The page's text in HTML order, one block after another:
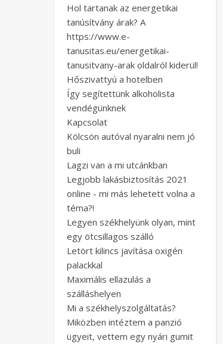
Hol tartanak az energetikai
tanúsítvány árak? A
https://www.e-
tanusitas.eu/energetikai-
tanusitvany-arak oldalról kiderül!
Hőszivattyú a hotelben
Így segítettünk alkoholista
vendégünknek
Kapcsolat
Kölcsön autóval nyaralni nem jó
buli
Lagzi van a mi utcánkban
Legjobb lakásbiztosítás 2021
online - mi más lehetett volna a
téma?!
Legyen székhelyünk olyan, mint
egy ötcsillagos szálló
Letört kilincs javítása oxigén
palackkal
Maximális ellazulás a
szálláshelyen
Mi a székhelyszolgáltatás?
Miközben intéztem a panzió
ügyeit, vettem egy nyári gumit